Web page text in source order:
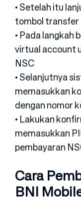
• Setelah itu
tombol transfer
• Pada langkah
virtual account
NSC
• Selanjutnya
memasukkan
dengan nomor
• Lakukan
memasukkan
pembayaran
Cara
BNI